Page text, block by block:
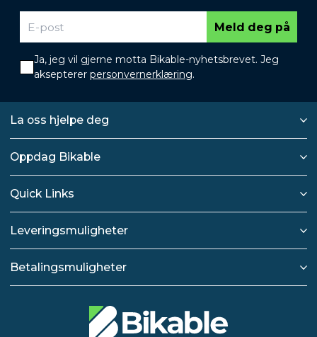
Meld deg på
Ja, jeg vil gjerne motta Bikable-nyhetsbrevet. Jeg
aksepterer personvernerklæring.
La oss hjelpe deg
Oppdag Bikable
Quick Links
Leveringsmuligheter
Betalingsmuligheter